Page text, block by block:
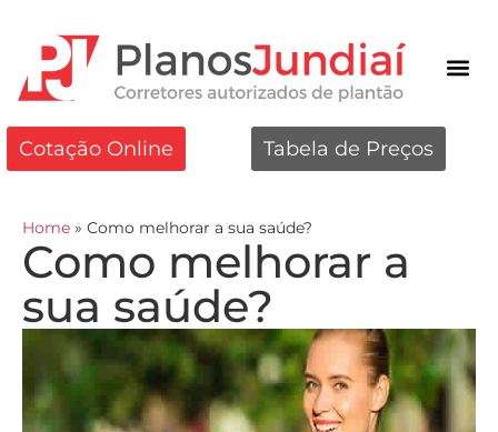
Cotação Online Tabela de Preços
Home » Como melhorar a sua saúde?
Como melhorar a
sua saúde?